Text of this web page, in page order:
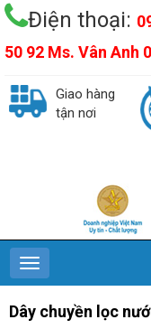
Điện thoại:
50 92 Ms. Vân Anh
Giao hàng
tận nơi
Dây chuyền lọc